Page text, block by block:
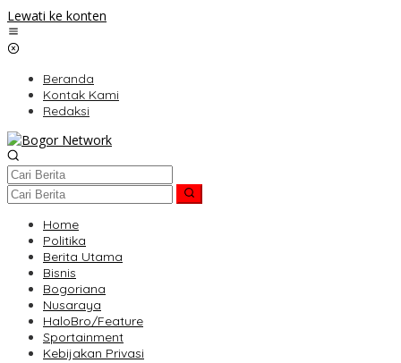
Lewati ke konten
Beranda
Kontak Kami
Redaksi
Home
Politika
Berita Utama
Bisnis
Bogoriana
Nusaraya
HaloBro/Feature
Sportainment
Kebijakan Privasi